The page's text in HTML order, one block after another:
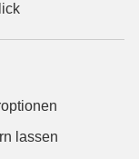
lassen